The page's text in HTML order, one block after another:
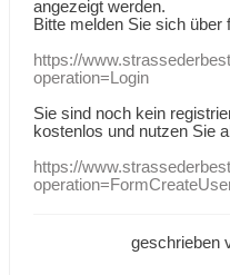
angezeigt werden.
Bitte melden Sie sich über
https://
operation=Login
Sie sind noch kein
kostenlos und nutzen Sie
https://
geschrieben